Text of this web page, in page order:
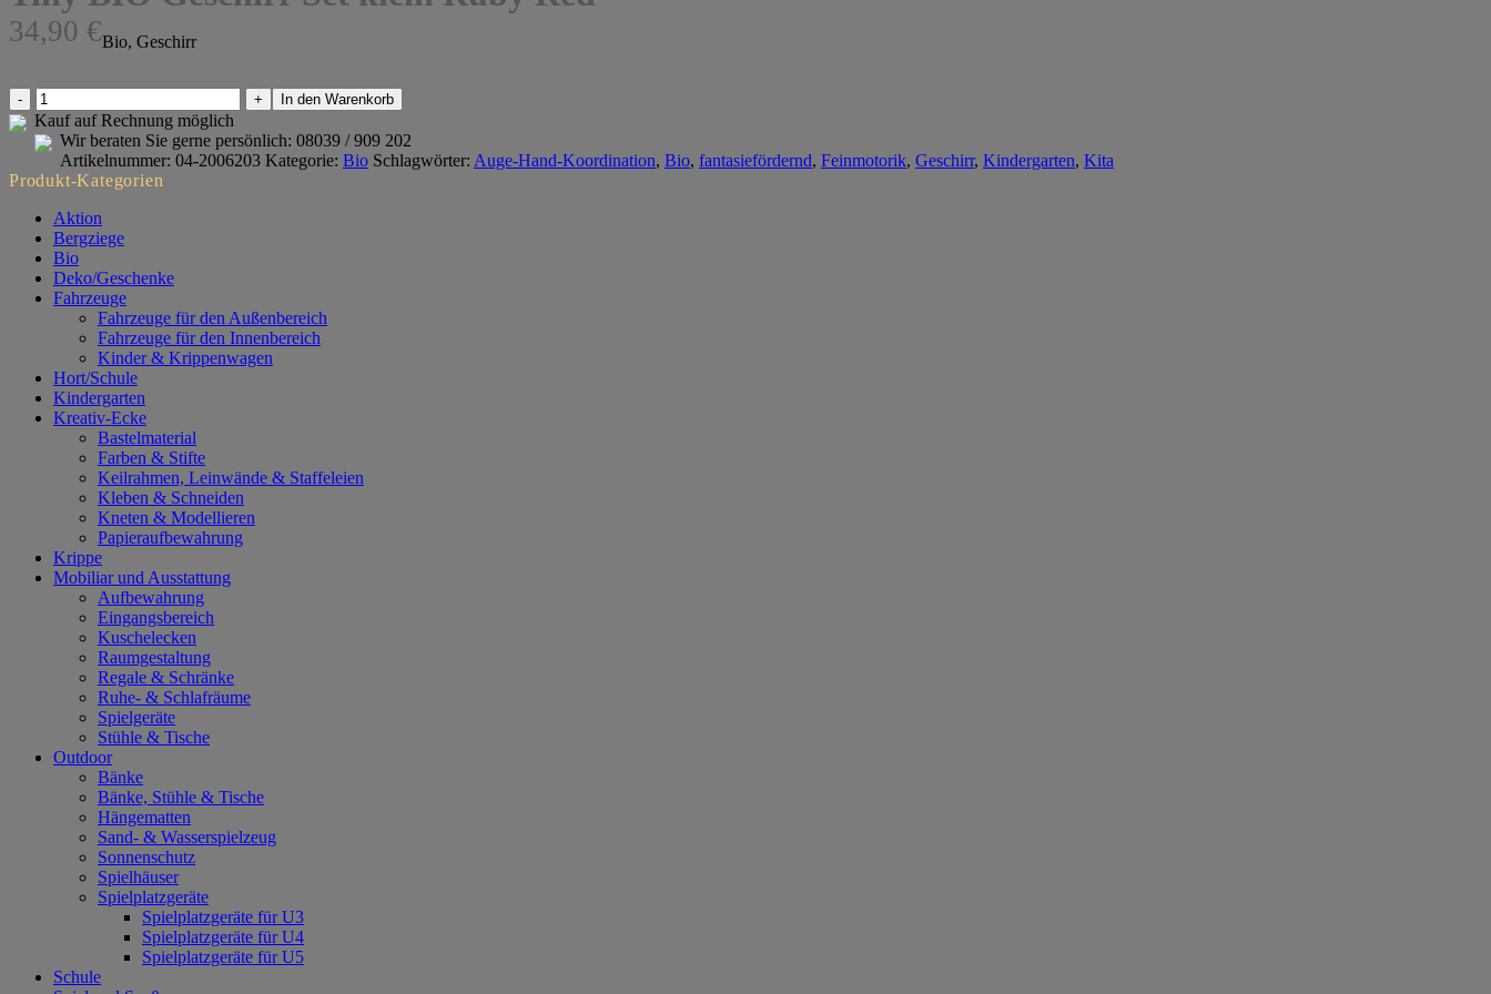
34,90 €Bio, Geschirr
Tiny
BIO
Geschirr
Set
klein
Red
Menge
In den Warenkorb
Kauf auf Rechnung möglich
Wir beraten Sie gerne persönlich: 08039 / 909 202
Artikelnummer: 04-2006203 Kategorie: Bio Schlagwörter: Auge-Hand-Koordination, Bio, fantasiefördernd, Feinmotorik, Geschirr, Kindergarten, Kita
Produkt-Kategorien
Aktion
Bergziege
Bio
Deko/Geschenke
Fahrzeuge
Fahrzeuge für den Außenbereich
Fahrzeuge für den Innenbereich
Kinder & Krippenwagen
Hort/Schule
Kindergarten
Kreativ-Ecke
Bastelmaterial
Farben & Stifte
Keilrahmen, Leinwände & Staffeleien
Kleben & Schneiden
Kneten & Modellieren
Papieraufbewahrung
Krippe
Mobiliar und Ausstattung
Aufbewahrung
Eingangsbereich
Kuschelecken
Raumgestaltung
Regale & Schränke
Ruhe- & Schlafräume
Spielgeräte
Stühle & Tische
Outdoor
Bänke
Bänke, Stühle & Tische
Hängematten
Sand- & Wasserspielzeug
Sonnenschutz
Spielhäuser
Spielplatzgeräte
Spielplatzgeräte für U3
Spielplatzgeräte für U4
Spielplatzgeräte für U5
Schule